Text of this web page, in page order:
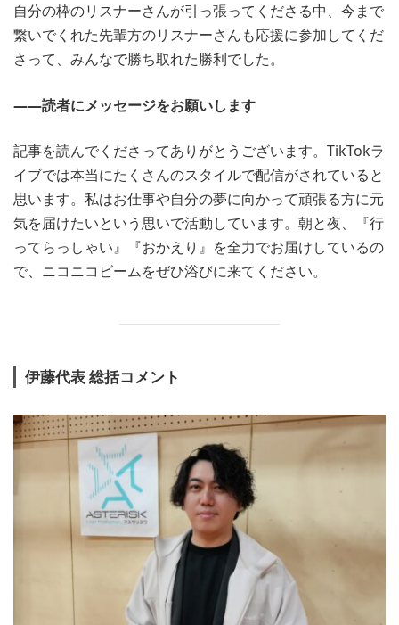
自分の枠のリスナーさんが引っ張ってくださる中、今まで
繋いでくれた先輩方のリスナーさんも応援に参加してくだ
さって、みんなで勝ち取れた勝利でした。
――読者にメッセージをお願いします
記事を読んでくださってありがとうございます。TikTokラ
イブでは本当にたくさんのスタイルで配信がされていると
思います。私はお仕事や自分の夢に向かって頑張る方に元
気を届けたいという思いで活動しています。朝と夜、『行
ってらっしゃい』『おかえり』を全力でお届けしているの
で、ニコニコビームをぜひ浴びに来てください。
伊藤代表 総括コメント